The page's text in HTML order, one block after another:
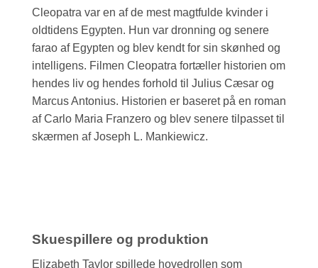
Cleopatra var en af de mest magtfulde kvinder i
oldtidens Egypten. Hun var dronning og senere
farao af Egypten og blev kendt for sin skønhed og
intelligens. Filmen Cleopatra fortæller historien om
hendes liv og hendes forhold til Julius Cæsar og
Marcus Antonius. Historien er baseret på en roman
af Carlo Maria Franzero og blev senere tilpasset til
skærmen af Joseph L. Mankiewicz.
Skuespillere og produktion
Elizabeth Taylor spillede hovedrollen som